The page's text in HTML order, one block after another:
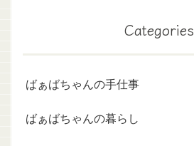
Categories
ばぁばちゃんの手仕事
ばぁばちゃんの暮らし